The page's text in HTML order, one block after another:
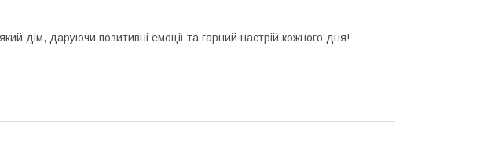
дім, даруючи позитивні емоції та гарний настрій кожного дня!